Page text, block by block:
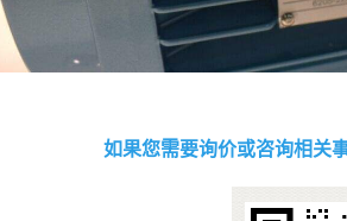
如果您需要询价或咨询相关